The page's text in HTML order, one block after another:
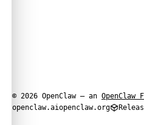
© 2026 OpenClaw — an OpenClaw
openclaw.aiopenclaw.org